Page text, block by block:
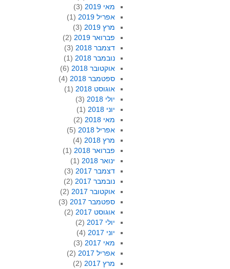
מאי 2019
(3)
אפריל 2019
(1)
מרץ 2019
(3)
פברואר 2019
(2)
דצמבר 2018
(3)
נובמבר 2018
(1)
אוקטובר 2018
(6)
ספטמבר 2018
(4)
אוגוסט 2018
(1)
יולי 2018
(3)
יוני 2018
(1)
מאי 2018
(2)
אפריל 2018
(5)
מרץ 2018
(4)
פברואר 2018
(1)
ינואר 2018
(1)
דצמבר 2017
(3)
נובמבר 2017
(2)
אוקטובר 2017
(2)
ספטמבר 2017
(3)
אוגוסט 2017
(2)
יולי 2017
(2)
יוני 2017
(4)
מאי 2017
(3)
אפריל 2017
(2)
מרץ 2017
(2)